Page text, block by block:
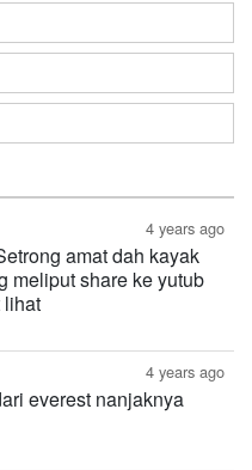
4 years ago
amat dah kayak
meliput share ke yutub
lihat
4 years ago
everest nanjaknya